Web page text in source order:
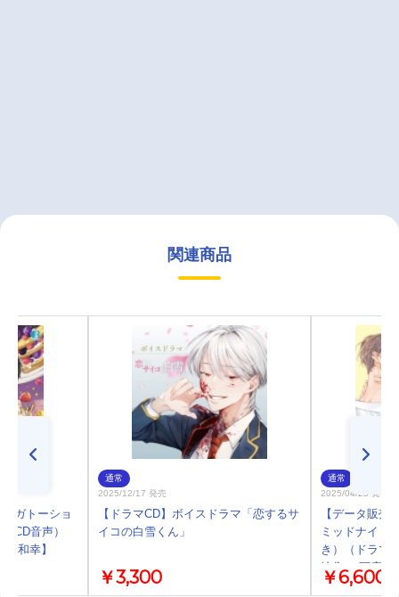
関連商品
ガトーショ
CD音声）
和幸】
通常
2025/12/17 発売
【ドラマCD】ボイスドラマ「恋するサ
イコの白雪くん」
￥3,300
通常
2025/04/25 発売
【データ販売
ミッドナイト
き）（ドラマ
岐隼一 阿座上
￥6,600